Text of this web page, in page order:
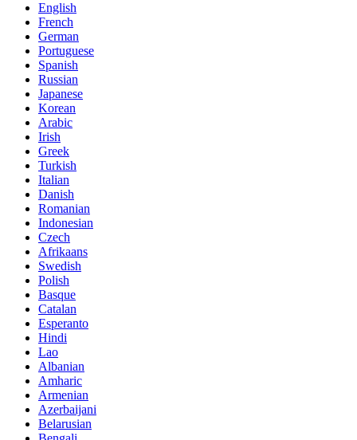
English
French
German
Portuguese
Spanish
Russian
Japanese
Korean
Arabic
Irish
Greek
Turkish
Italian
Danish
Romanian
Indonesian
Czech
Afrikaans
Swedish
Polish
Basque
Catalan
Esperanto
Hindi
Lao
Albanian
Amharic
Armenian
Azerbaijani
Belarusian